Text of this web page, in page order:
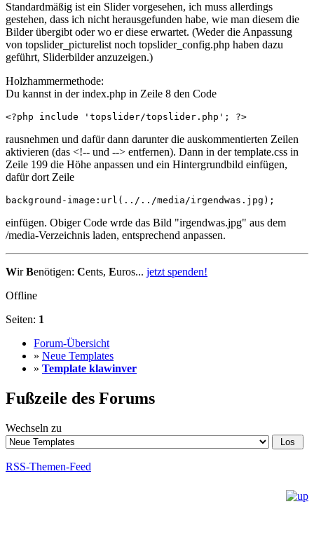
Standardmäßig ist ein Slider vorgesehen, ich muss allerdings
gestehen, dass ich nicht herausgefunden habe, wie man diesem die
Bilder übergibt oder wo er diese erwartet. (Weder die Anpassung
von topslider_picturelist noch topslider_config.php haben dazu
geführt, Sliderbilder anzuzeigen.)
Holzhammermethode:
Du kannst in der index.php in Zeile 8 den Code
<?php include 'topslider/topslider.php'; ?>
rausnehmen und dafür dann darunter die auskommentierten Zeilen
aktivieren (das <!-- und --> entfernen). Dann in der template.css in
Zeile 199 die Höhe anpassen und ein Hintergrundbild einfügen,
dafür dort Zeile
background-image:url(../../media/irgendwas.jpg);
einfügen. Obiger Code wrde das Bild "irgendwas.jpg" aus dem
/media-Verzeichnis laden, entsprechend anpassen.
WirBenötigen: Cents, Euros... jetzt spenden!
Offline
Seiten: 1
Forum-Übersicht
» Neue Templates
» Template klawinver
Fußzeile des Forums
Wechseln zu
RSS-Themen-Feed